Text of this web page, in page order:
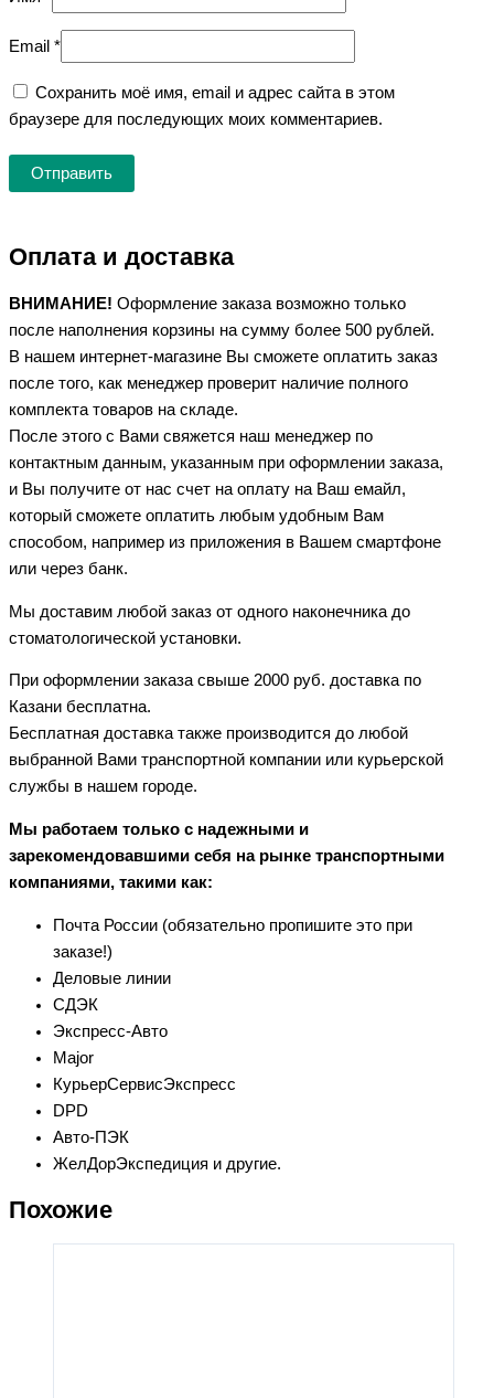
Email *
Сохранить моё имя, email и адрес сайта в этом
браузере для последующих моих комментариев.
Оплата и доставка
ВНИМАНИЕ! Оформление заказа возможно только
после наполнения корзины на сумму более 500 рублей.
В нашем интернет-магазине Вы сможете оплатить заказ
после того, как менеджер проверит наличие полного
комплекта товаров на складе.
После этого с Вами свяжется наш менеджер по
контактным данным, указанным при оформлении заказа,
и Вы получите от нас счет на оплату на Ваш емайл,
который сможете оплатить любым удобным Вам
способом, например из приложения в Вашем смартфоне
или через банк.
Мы доставим любой заказ от одного наконечника до
стоматологической установки.
При оформлении заказа свыше 2000 руб. доставка по
Казани бесплатна.
Бесплатная доставка также производится до любой
выбранной Вами транспортной компании или курьерской
службы в нашем городе.
Мы работаем только с надежными и
зарекомендовавшими себя на рынке транспортными
компаниями, такими как:
Почта России (обязательно пропишите это при
заказе!)
Деловые линии
СДЭК
Экспресс-Авто
Major
КурьерСервисЭкспресс
DPD
Авто-ПЭК
ЖелДорЭкспедиция и другие.
Похожие